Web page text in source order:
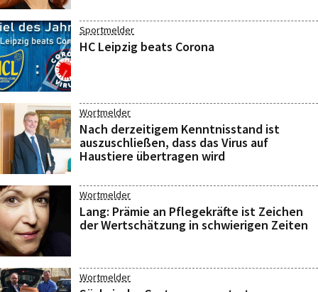
Sportmelder
HC Leipzig beats Corona
Wortmelder
Nach derzeitigem Kenntnisstand ist
auszuschließen, dass das Virus auf
Haustiere übertragen wird
Wortmelder
Lang: Prämie an Pflegekräfte ist Zeichen
der Wertschätzung in schwierigen Zeiten
Wortmelder